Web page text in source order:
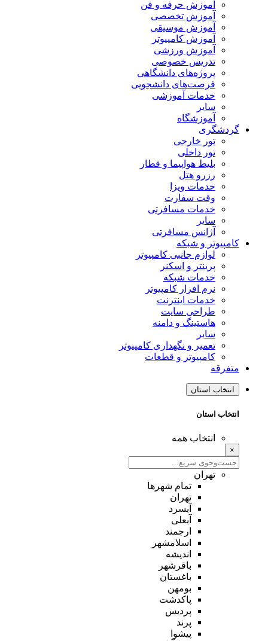
آموزش حرفه و فن
آموزش تخصصی
آموزش موسیقی
آموزش کامپیوتر
آموزش ورزشی
تدریس خصوصی
پروژه‌های دانشگاهی
فرصت‌های دانشجویی
خدمات آموزشی
سایر
آموزشگاه
گردشگری
تور خارجی
تور داخلی
بلیط هواپیما و قطار
رزرو هتل
خدمات ویزا
وقت سفارت
خدمات مسافرتی
سایر
آژانس مسافرتی
کامپیوتر و شبکه
لوازم جانبی کامپیوتر
پرینتر و اسکنر
خدمات شبکه
نرم افزار کامپیوتر
خدمات اینترنت
طراحی سایت
هاستینگ و دامنه
سایر
تعمیر و نگهداری کامپیوتر
کامپیوتر و قطعات
متفرقه
انتخاب استان
انتخاب استان
انتخاب همه
×
تهران
تمام شهر‌ها
تهران
آبسرد
آبعلی
ارجمند
اسلامشهر
اندیشه
باقرشهر
باغستان
بومهن
پاکدشت
پردیس
پرند
پیشوا